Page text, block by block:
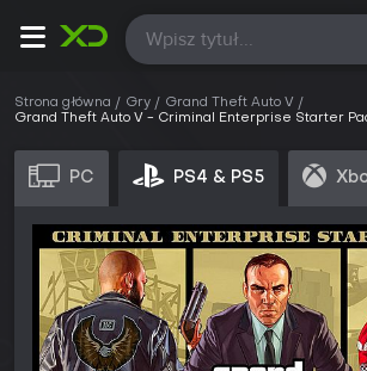
Wszystkie
Strona główna Gry
Grand Theft Auto V
Grand Theft Auto V - Criminal Enterprise Starter
PC PS4 & PS5